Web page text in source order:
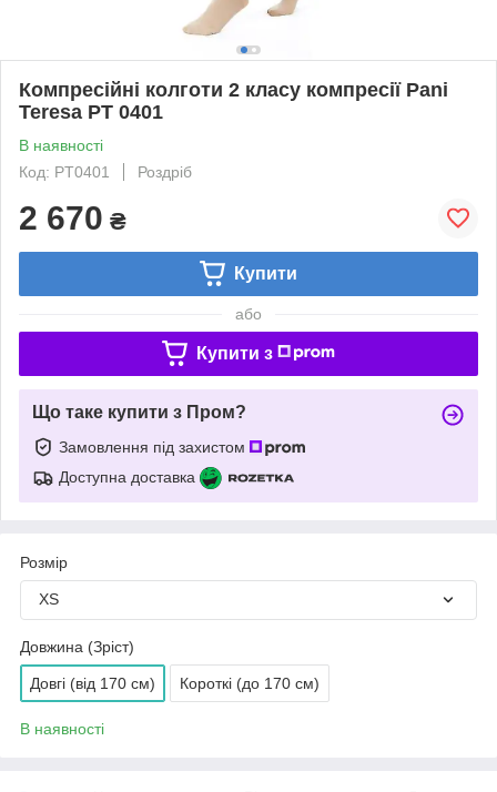
Компресійні колготи 2 класу компресії Pani
Teresa PT 0401
В наявності
Код: PT0401
Роздріб
2 670 ₴
Купити
або
Купити з
Що таке купити з Пром?
Замовлення під захистом
Доступна доставка
Розмір
XS
Довжина (Зріст)
Довгі (від 170 см) Короткі (до 170 см)
В наявності